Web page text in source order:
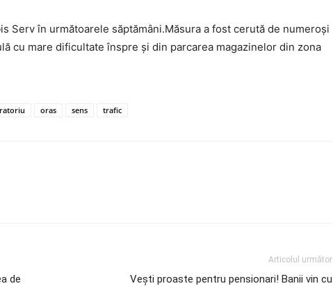
Serv în următoarele săptămâni.Măsura a fost cerută de numeroşi
cu mare dificultate înspre şi din parcarea magazinelor din zona
oras sens trafic
de
Articolul următor
Vești proaste pentru pensionari! Banii vin cu